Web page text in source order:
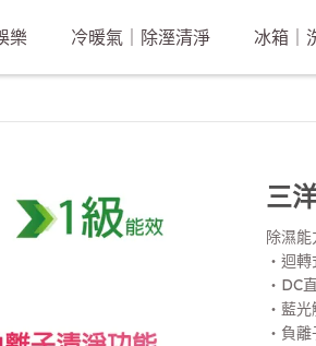
樂 冷暖氣｜除溼清淨 冰箱｜
三
除濕
‧迴轉
‧DC
‧藍光
‧負離